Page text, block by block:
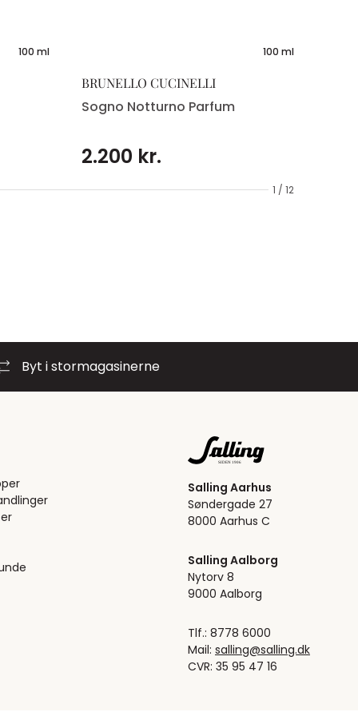
1 / 12
100 ml 100 ml
BRUNELLO CUCINELLI
Sogno Notturno Parfum
2.200 kr.
Byt i stormagasinerne
Salling Aarhus
Søndergade 27
8000 Aarhus C
Salling Aalborg
Nytorv 8
9000 Aalborg
Tlf.: 8778 6000
Mail: salling@salling.dk
CVR: 35 95 47 16